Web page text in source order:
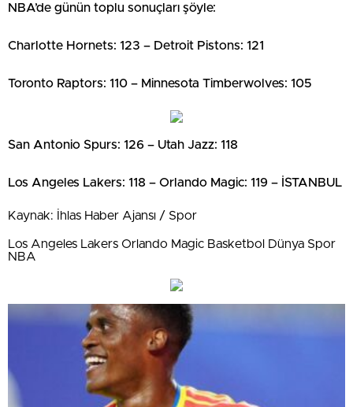
NBA’de günün toplu sonuçları şöyle:
Charlotte Hornets: 123 – Detroit Pistons: 121
Toronto Raptors: 110 – Minnesota Timberwolves: 105
San Antonio Spurs: 126 – Utah Jazz: 118
Los Angeles Lakers: 118 – Orlando Magic: 119 – İSTANBUL
Kaynak: İhlas Haber Ajansı / Spor
Los Angeles Lakers Orlando Magic Basketbol Dünya Spor
NBA